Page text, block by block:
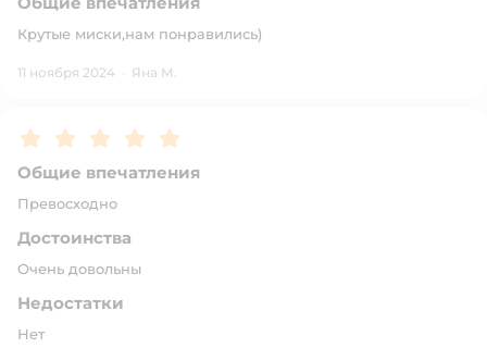
Крутые миски,нам понравились)
11 ноября 2024 · Яна М.
Рейтинг:5
Общие впечатления
Превосходно
Достоинства
Очень довольны
Недостатки
Нет